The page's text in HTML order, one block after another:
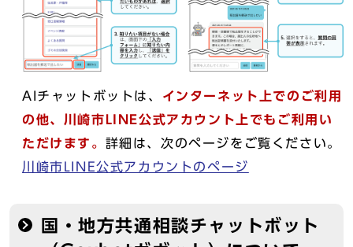
AIチャットボットは、 インターネット上でのご利用
の他、川崎市LINE公式アカウント上でもご利用い
ただけます。 詳細は、次のページをご覧ください。
川崎市LINE公式アカウントのページ
国・地方共通相談チャットボット